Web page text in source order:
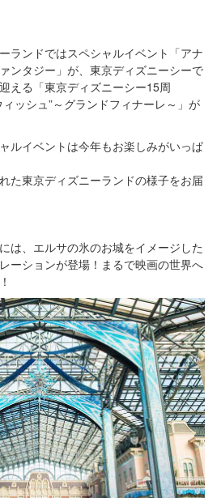
ランドではスペシャルイベント「アナ
ンタジー」が、東京ディズニーシーで
える「東京ディズニーシー15周
ッシュ”～グランドフィナーレ～」が
ルイベントは今年もお楽しみがいっぱ
た東京ディズニーランドの様子をお届
は、エルサの氷のお城をイメージした
ーションが登場！まるで映画の世界へ